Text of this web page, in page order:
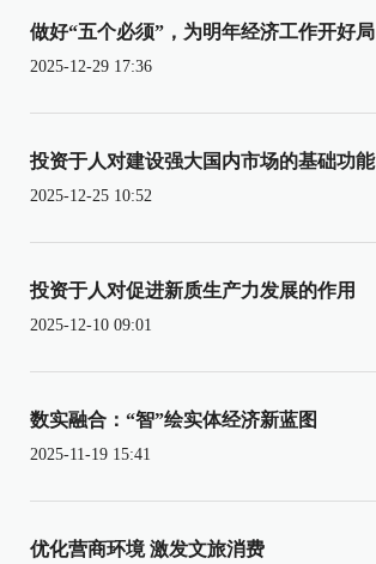
做好“五个必须”，为明年经济工作开好局
2025-12-29 17:36
投资于人对建设强大国内市场的基础功能
2025-12-25 10:52
投资于人对促进新质生产力发展的作用
2025-12-10 09:01
数实融合：“智”绘实体经济新蓝图
2025-11-19 15:41
优化营商环境 激发文旅消费